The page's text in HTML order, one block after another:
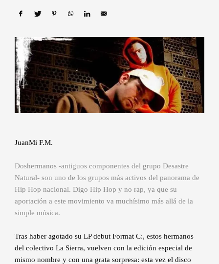
JuanMi F.M.
Doshermanos -antiguos componentes del grupo Desastre
Natural- son uno de los grupos más activos del panorama de
Hip Hop nacional. Digo Hip Hop y no rap, ya que su
aportación a este movimiento va muchísimo más allá de la
simple música.
Tras haber agotado su LP debut Format C:, estos hermanos
del colectivo La Sierra, vuelven con la edición especial de
mismo nombre y con una grata sorpresa: esta vez el disco